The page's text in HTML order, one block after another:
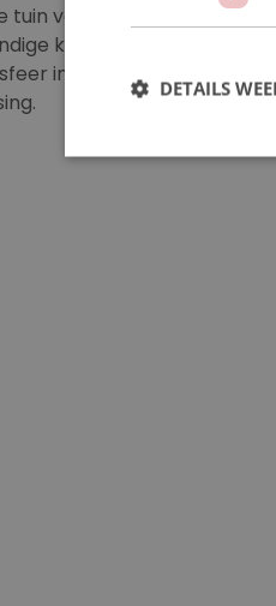
tuin vol kleurrijke bloemen
kleuren en
in de ruimte. Op maat
DETAILS